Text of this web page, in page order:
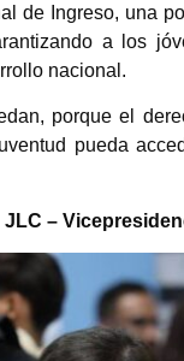
de Ingreso, una
a los
nacional.
porque el
pueda
–